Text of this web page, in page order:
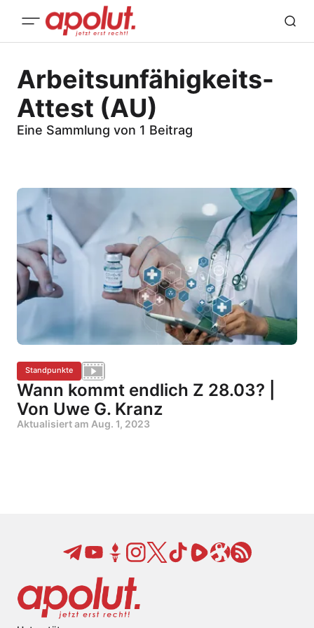
Arbeitsunfähigkeits-
Attest (AU)
Eine Sammlung von 1 Beitrag
Standpunkte
Wann kommt endlich Z 28.03? |
Von Uwe G. Kranz
Aktualisiert am Aug. 1, 2023